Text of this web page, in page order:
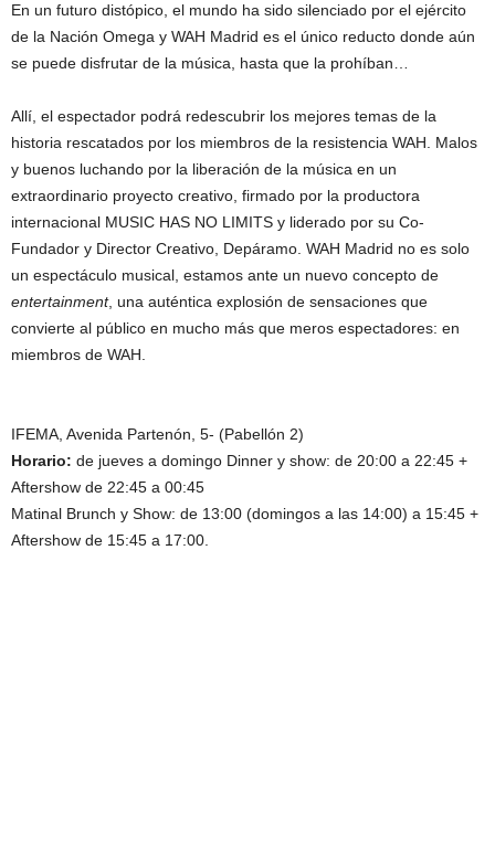
En un futuro distópico, el mundo ha sido silenciado por el ejército
de la Nación Omega y WAH Madrid es el único reducto donde aún
se puede disfrutar de la música, hasta que la prohíban…
Allí, el espectador podrá redescubrir los mejores temas de la
historia rescatados por los miembros de la resistencia WAH. Malos
y buenos luchando por la liberación de la música en un
extraordinario proyecto creativo, firmado por la productora
internacional MUSIC HAS NO LIMITS y liderado por su Co-
Fundador y Director Creativo, Depáramo. WAH Madrid no es solo
un espectáculo musical, estamos ante un nuevo concepto de
entertainment, una auténtica explosión de sensaciones que
convierte al público en mucho más que meros espectadores: en
miembros de WAH.
IFEMA, Avenida Partenón, 5- (Pabellón 2)
Horario: de jueves a domingo Dinner y show: de 20:00 a 22:45 +
Aftershow de 22:45 a 00:45
Matinal Brunch y Show: de 13:00 (domingos a las 14:00) a 15:45 +
Aftershow de 15:45 a 17:00.